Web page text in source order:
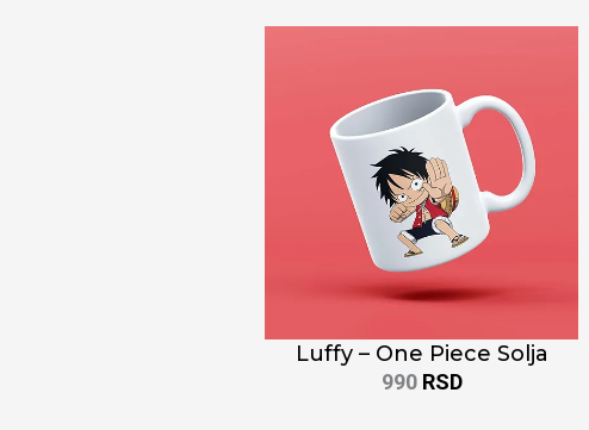
Luffy – One Piece Solja
990 RSD